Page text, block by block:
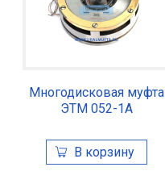
Многодисковая муфта
ЭТМ 052-1А